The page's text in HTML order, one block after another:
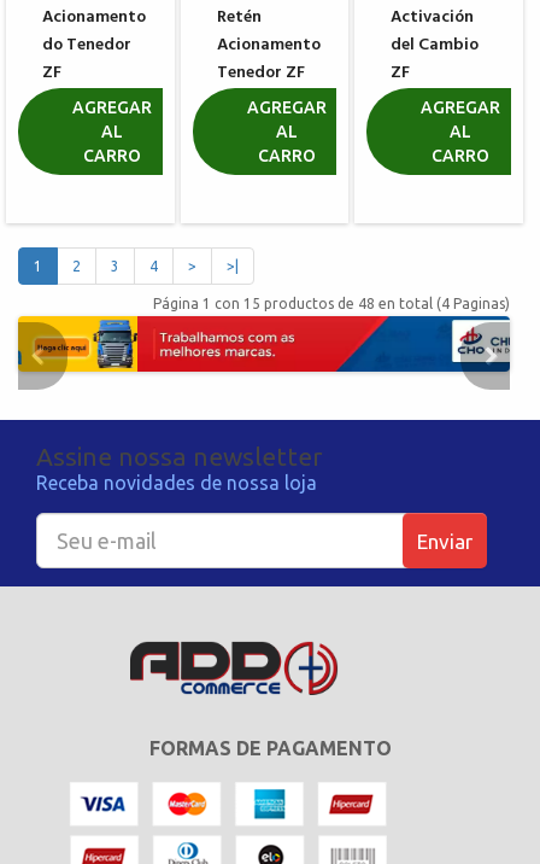
Acionamento
do Tenedor
ZF
0750112034
R$ 51,83
AGREGAR
AL
CARRO
Retén
Acionamento
Tenedor ZF
0750112047
R$ 76,35
AGREGAR
AL
CARRO
Activación
del Cambio
ZF
0734307287
R$ 39,33
AGREGAR
AL
CARRO
1 2 3 4 > >|
Página 1 con 15 productos de 48 en total (4 Paginas)
Assine nossa newsletter
Receba novidades de nossa loja
Enviar
FORMAS DE PAGAMENTO